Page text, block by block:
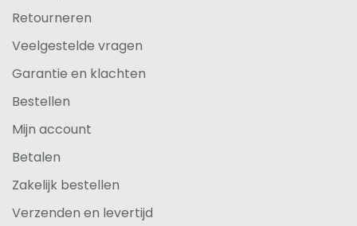
Retourneren
Veelgestelde vragen
Garantie en klachten
Bestellen
Mijn account
Betalen
Zakelijk bestellen
Verzenden en levertijd